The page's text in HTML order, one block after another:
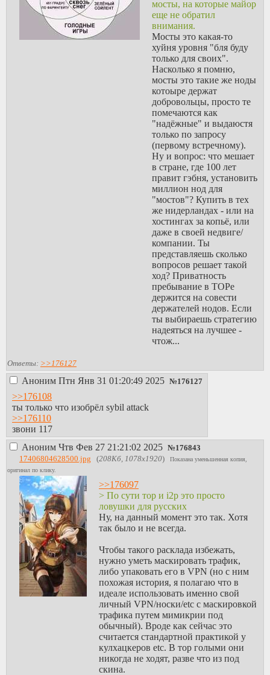
порочащий того-
то. У меня есть
подозрения, что
это было написано
гражданином
Небезымянным.
Прошу провести
проверку
К Небезымянному
вламываются в 5
утра и изымают
всю технику для
проверки, плюс
отправляют
запросы в
платформам вроде
тг, которые
предоставляют
информацию об
удалённых
сообщениях,
старых аккаунтах.
мосты, на которые майор
еще не обратил
внимания.
Мосты это какая-то
хуйня уровня "бля буду
только для своих".
Насколько я помню,
мосты это такие же ноды
котоыре держат
добровольцы, просто те
помечаются как
"надёжные" и выдаюстя
только по запросу
(первому встречному).
Ну и вопрос: что мешает
в стране, где 100 лет
правит гэбня, установить
миллион нод для
"мостов"? Купить в тех
же нидерландах - или на
хостингах за копьё, или
даже в своей недвиге/
компании. Ты
представляешь сколько
вопросов решает такой
ход? Приватность
пребывание в ТОРе
держится на совести
держателей нодов. Если
ты выбираешь стратегию
надеяться на лучшее -
чтож...
Ответы: >>176127
Аноним Птн Янв 31 01:20:49 2025 №176127
>>176108
ты только что изобрёл sybil attack
>>176110
звони 117
Аноним Чтв Фев 27 21:21:02 2025 №176843
17406804628500.jpg (208Кб, 1078x1920)
Показана уменьшенная копия,
оригинал по клику.
>>176097
> По сути тор и i2p это просто
ловушки для русских
Ну, на данный момент это так. Хотя
так было и не всегда.
Чтобы такого расклада избежать,
нужно уметь маскировать трафик,
либо упаковать его в VPN (но с ним
похожая история, я полагаю что в
идеале использовать именно свой
личный VPN/носки/etc с маскировкой
трафика путем мимикрии под
обычный). Вроде как сейчас это
считается стандартной практикой у
кулхацкеров etc. В тор голыми они
никогда не ходят, разве что из под
скина.